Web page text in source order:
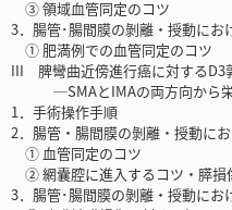
③ 領域血管同定のコツ
3．腸管･腸間膜の剝離・授動に
① 肥満例での血管同定のコツ
III 脾彎曲近傍進行癌に対するD3
─SMAとIMAの両方向から栄
1．手術操作手順
2．腸管・腸間膜の剝離・授動に
① 血管同定のコツ
② 網囊腔に進入するコツ・膵損
3．腸管･腸間膜の剝離・授動に